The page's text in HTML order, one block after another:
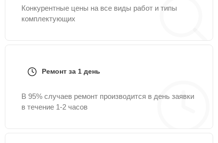
Конкурентные цены на все виды работ и типы
комплектующих
Ремонт за 1 день
В 95% случаев ремонт производится в день заявки
в течение 1-2 часов